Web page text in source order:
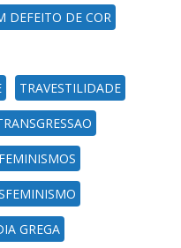
DEFEITO DE COR
TRAVESTILIDADE
GREGA